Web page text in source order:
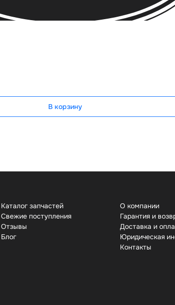
В корзину
Каталог запчастей
Свежие поступления
Отзывы
Бло
О компании
Гарантия и
Доставка и
Юридическая
Контакты